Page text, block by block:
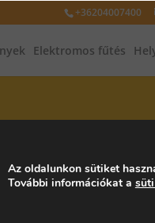
+36204007400
Elektromos fűtés
Az oldalunkon sütiket
További információkat a